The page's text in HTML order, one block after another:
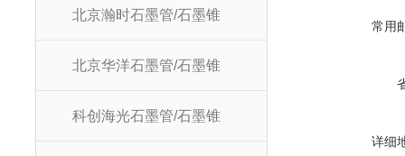
北京瀚时石墨管/石墨锥
北京华洋石墨管/石墨锥
科创海光石墨管/石墨锥
常用
详细